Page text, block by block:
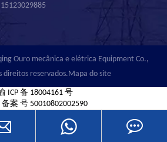
Ouro mecânica e elétrica Equipment Co.,
direitos reservados. Mapa do site
ICP 备 18004161 号
案 号 50010802002590